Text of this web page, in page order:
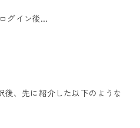
グイン後…
後、先に紹介した以下のような